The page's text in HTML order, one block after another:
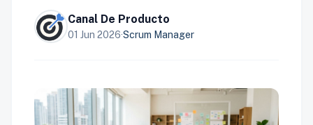
Canal De Producto
01 Jun 2026·Scrum Manager